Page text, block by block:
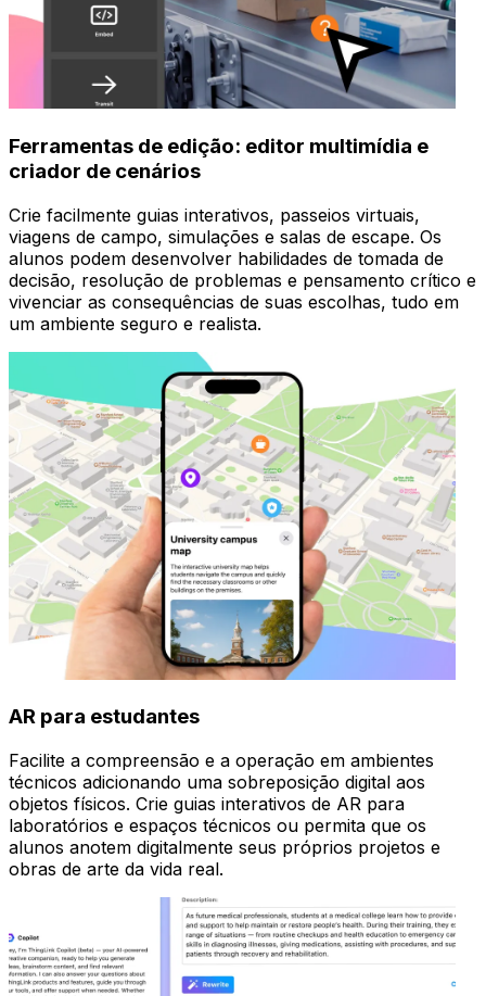
Ferramentas de edição: editor multimídia e
criador de cenários
Crie facilmente guias interativos, passeios virtuais,
viagens de campo, simulações e salas de escape. Os
alunos podem desenvolver habilidades de tomada de
decisão, resolução de problemas e pensamento crítico e
vivenciar as consequências de suas escolhas, tudo em
um ambiente seguro e realista.
AR para estudantes
Facilite a compreensão e a operação em ambientes
técnicos adicionando uma sobreposição digital aos
objetos físicos. Crie guias interativos de AR para
laboratórios e espaços técnicos ou permita que os
alunos anotem digitalmente seus próprios projetos e
obras de arte da vida real.